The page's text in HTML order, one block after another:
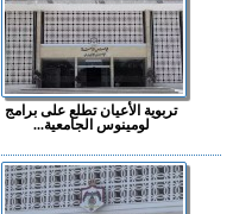
تربوية الأعيان تطلع على برامج
لومينوس الجامعية...